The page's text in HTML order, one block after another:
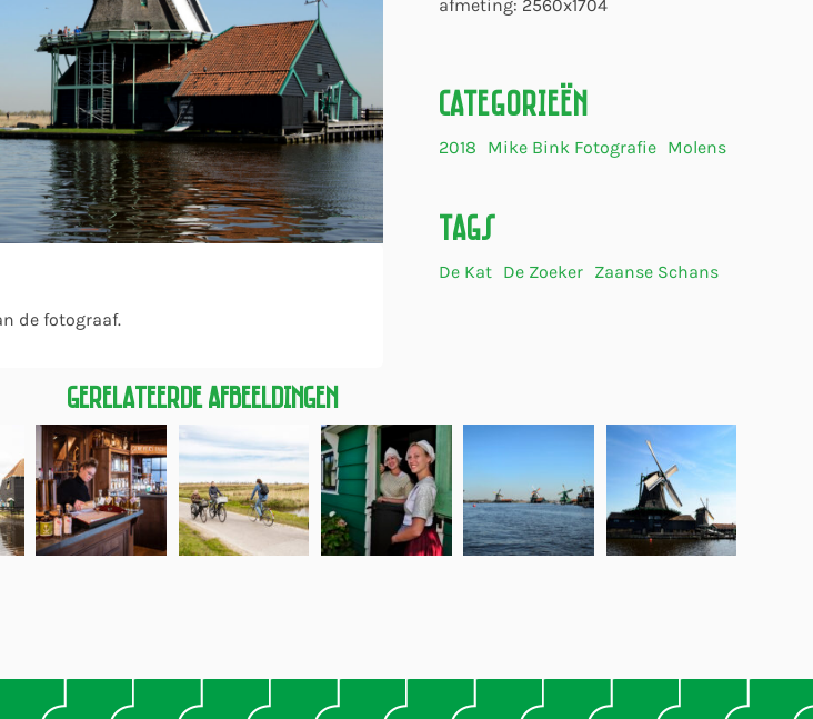
de fotograaf.
afmeting: 2560x1704
Categorieën
2018 Mike Bink Fotografie Molens
Tags
De Kat De Zoeker Zaanse Schans
Gerelateerde Afbeeldingen